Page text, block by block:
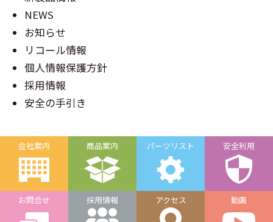
NEWS
お知らせ
リコール情報
個人情報保護方針
採用情報
安全の手引き
会社案内 商品案内 パーツリスト 安全利用
お問合せ 採用情報 アクセス 動画